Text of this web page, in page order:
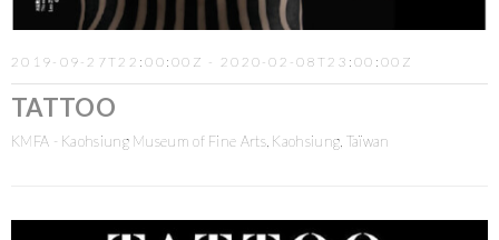
2019-09-27T22:00:00Z - 2020-02-08T23:00:00Z
TATTOO
KMFA - Kaohsiung Museum of Fine Arts, Kaohsiung, Taïwan